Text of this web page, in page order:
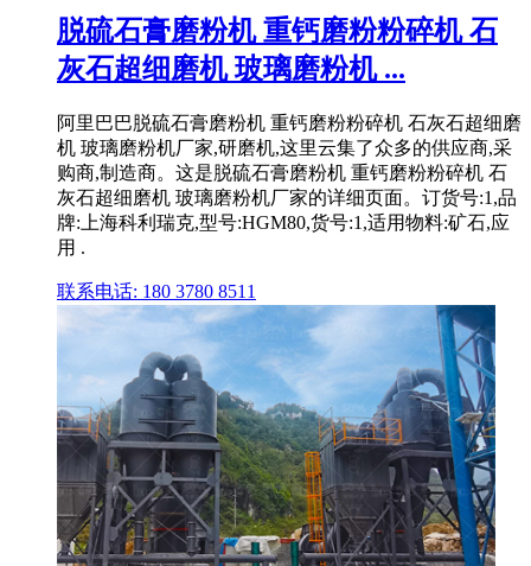
脱硫石膏磨粉机 重钙磨粉粉碎机 石
灰石超细磨机 玻璃磨粉机 ...
阿里巴巴脱硫石膏磨粉机 重钙磨粉粉碎机 石灰石超细磨
机 玻璃磨粉机厂家,研磨机,这里云集了众多的供应商,采
购商,制造商。这是脱硫石膏磨粉机 重钙磨粉粉碎机 石
灰石超细磨机 玻璃磨粉机厂家的详细页面。订货号:1,品
牌:上海科利瑞克,型号:HGM80,货号:1,适用物料:矿石,应
用 .
联系电话: 180 3780 8511